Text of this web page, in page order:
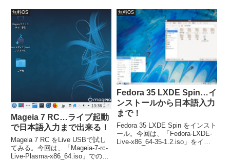
います。
ションも重要と思われるものだけ
になっています。最小システム要
件は、CPU：1.6GHz、メモリ：
1GB以上。
無料OS
Mageia 7 RC…ライブ起動
で日本語入力まで出来る！
Mageia 7 RC をLive USBで試し
てみる。今回は、「Mageia-7-rc-
Live-Plasma-x86_64.iso」でのラ
無料OS
Fedora 35 LXDE Spin…イ
ンストールから日本語入力
まで！
Fedora 35 LXDE Spin をインスト
ール。今回は、「Fedora-LXDE-
Live-x86_64-35-1.2.iso」をイン